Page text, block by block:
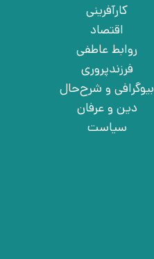
کارآفرینی
اقتصاد
روابط عاطفی
فرزندپروری
بیوگرافی و شرح‌حال
دین و عرفان
سیاست